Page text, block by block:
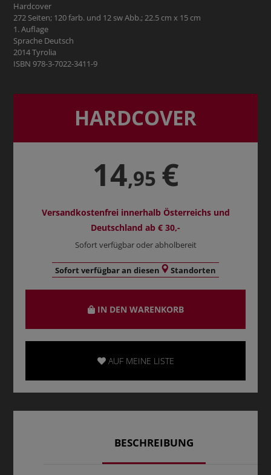
Hardcover
272 Seiten; 120 farb. und 12 sw Abb.; 22.5 cm x 15 cm
1. Auflage
Sprache Deutsch
2014 Tyrolia
ISBN 978-3-7022-3411-9
HARDCOVER
14,95 €
Versandkostenfrei innerhalb Österreichs und
Deutschland ab € 30,-
Sofort verfügbar oder abholbereit
Sofort verfügbar an diesen Standorten
IN DEN WARENKORB
AUF MEINE LISTE
BESCHREIBUNG